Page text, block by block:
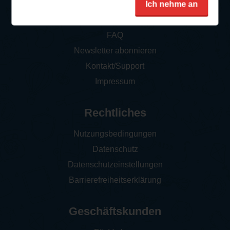
Ich nehme an
So funktioniert‘s
FAQ
Newsletter abonnieren
Kontakt/Support
Impressum
Rechtliches
Nutzungsbedingungen
Datenschutz
Datenschutzeinstellungen
Barrierefreiheitserklärung
Geschäftskunden